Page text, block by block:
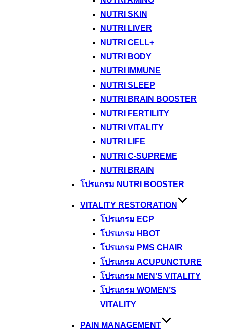
NUTRI SKIN
NUTRI LIVER
NUTRI CELL+
NUTRI BODY
NUTRI IMMUNE
NUTRI SLEEP
NUTRI BRAIN BOOSTER
NUTRI FERTILITY
NUTRI VITALITY
NUTRI LIFE
NUTRI C-SUPREME
NUTRI BRAIN
โปรแกรม NUTRI BOOSTER
VITALITY RESTORATION
โปรแกรม ECP
โปรแกรม HBOT
โปรแกรม PMS CHAIR
โปรแกรม ACUPUNCTURE
โปรแกรม MEN’S VITALITY
โปรแกรม WOMEN’S
VITALITY
PAIN MANAGEMENT